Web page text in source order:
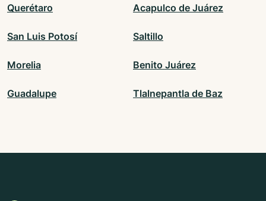
Querétaro Acapulco de Juárez
San Luis Potosí Saltillo
Morelia Benito Juárez
Guadalupe Tlalnepantla de Baz